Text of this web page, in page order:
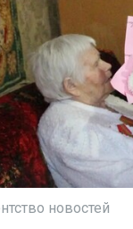
новостей